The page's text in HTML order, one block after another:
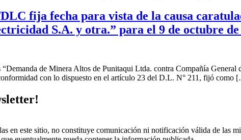
fija fecha para vista de la causa
S.A. y otra.” para el 9 de octubre de
de Minera Altos de Punitaqui Ltda. contra Compañía
con lo dispuesto en el artículo 23 del D.L. N° 211, fijó como
en este sitio, no constituye comunicación ni notificación válida de las